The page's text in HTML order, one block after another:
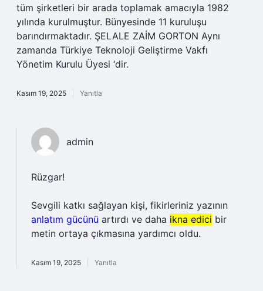
tüm şirketleri bir arada toplamak amacıyla 1982
yılında kurulmuştur. Bünyesinde 11 kuruluşu
barındırmaktadır. ŞELALE ZAİM GORTON Aynı
zamanda Türkiye Teknoloji Geliştirme Vakfı
Yönetim Kurulu Üyesi ‘dir.
Kasım 19, 2025 Yanıtla
admin
Rüzgar!
Sevgili katkı sağlayan kişi, fikirleriniz yazının
anlatım gücünü artırdı ve daha ikna edici bir
metin ortaya çıkmasına yardımcı oldu.
Kasım 19, 2025 Yanıtla